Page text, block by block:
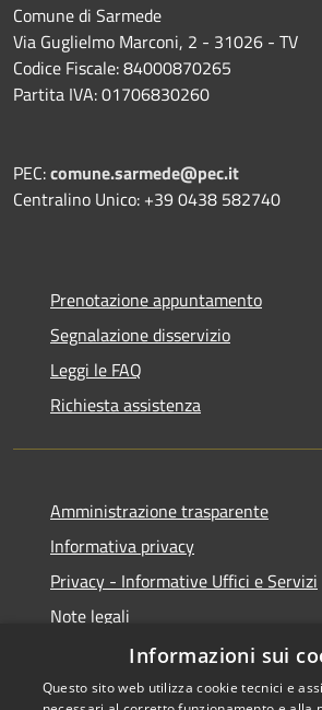
Comune di Sarmede
Via Guglielmo Marconi, 2 - 31026 - TV
Codice Fiscale: 84000870265
Partita IVA: 01706830260
PEC:comune.sarmede@pec.it
Centralino Unico: +39 0438 582740
Prenotazione appuntamento
Segnalazione disservizio
Leggi le FAQ
Richiesta assistenza
Amministrazione trasparente
Informativa privacy
Privacy - Informative Uffici e Servizi
Note legali
Dichiarazione di accessibilità
Informazioni sui
Questo sito web utilizza cookie tecnici e